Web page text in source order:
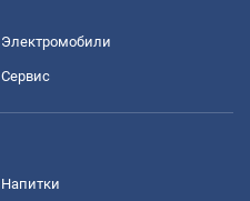
Электромобили
Сервис
Напитки